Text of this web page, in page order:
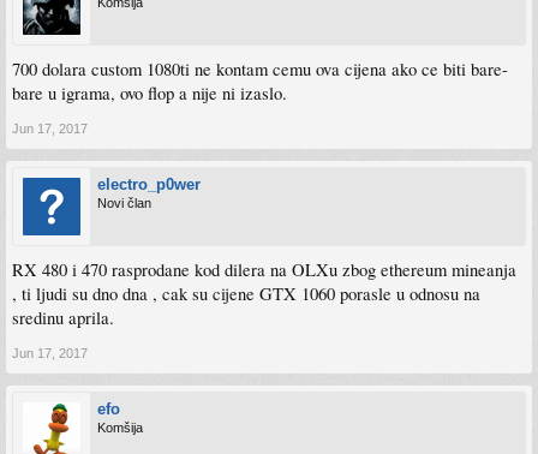
700 dolara custom 1080ti ne kontam cemu ova cijena ako ce biti bare-
bare u igrama, ovo flop a nije ni izaslo.
Jun 17, 2017
electro_p0wer
Novi član
RX 480 i 470 rasprodane kod dilera na OLXu zbog ethereum mineanja
, ti ljudi su dno dna , cak su cijene GTX 1060 porasle u odnosu na
sredinu aprila.
Jun 17, 2017
efo
Komšija